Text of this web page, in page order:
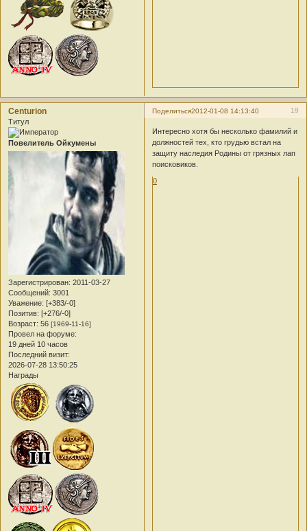
Поделиться 19
2012-01-08 14:13:40
Centurion
Титул
Повелитель Ойкумены
Зарегистрирован: 2011-03-27
Сообщений: 3001
Уважение: [+383/-0]
Позитив: [+276/-0]
Возраст: 56 [1969-11-16]
Провел на форуме:
19 дней 10 часов
Последний визит:
2026-07-28 13:50:25
Награды
Интересно хотя бы несколько фамилий и
должностей тех, кто грудью встал на
защиту наследия Родины от грязных лап
поисковиков.
0